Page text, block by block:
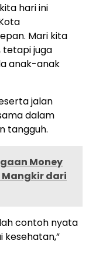
hari ini
Mari kita
tetapi juga
anak-anak
jalan
dalam
tangguh.
Money
dari
contoh nyata
kesehatan,”